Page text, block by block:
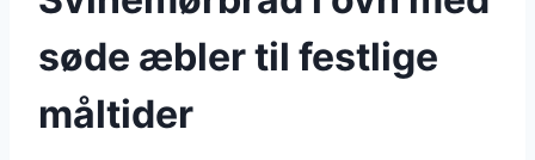
søde æbler til festlige
måltider